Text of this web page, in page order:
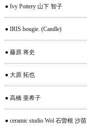
● Ivy Pottery 山下 智子
● IRIS bougie. (Candle)
● 藤原 将史
● 大原 拓也
● 高橋 亜希子
● ceramic studio Wol 石曽根 沙苗